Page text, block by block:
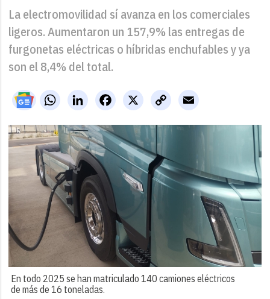
La electromovilidad sí avanza en los comerciales
ligeros. Aumentaron un 157,9% las entregas de
furgonetas eléctricas o híbridas enchufables y ya
son el 8,4% del total.
WhatsAppLinkedIn X
Facebook
Copy
Link
Email
En todo 2025 se han matriculado 140 camiones eléctricos
de más de 16 toneladas.